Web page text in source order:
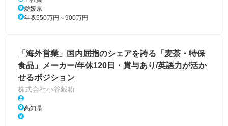
愛媛県
年収550万円～900万円
「海外営業」国内屈指のシェアを誇る「麦茶・特保
食品」メーカー/年休120日・賞与あり/英語力が活か
せるポジション
株式会社小谷穀粉
高知県